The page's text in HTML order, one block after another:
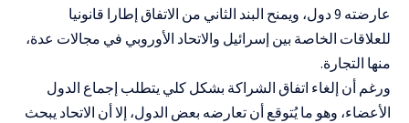
عارضته 9 دول، ويمنح البند الثاني من الاتفاق إطارا قانونيا
للعلاقات الخاصة بين إسرائيل والاتحاد الأوروبي في مجالات عدة،
منها التجارة.
ورغم أن إلغاء اتفاق الشراكة بشكل كلي يتطلب إجماع الدول
الأعضاء، وهو ما يُتوقع أن تعارضه بعض الدول، إلا أن الاتحاد يبحث